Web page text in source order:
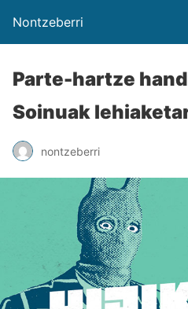
Nontzeberri
Parte-hartze
Soinuak
nontzeberri